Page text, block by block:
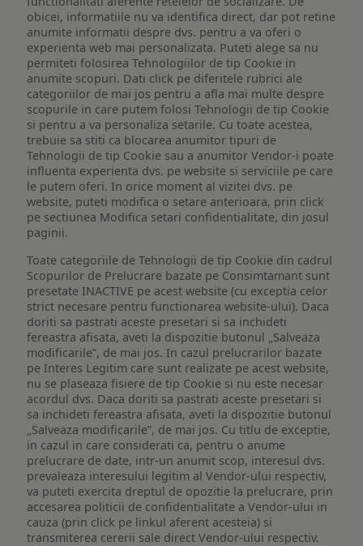
obicei, informatiile nu va identifica direct, dar pot retine
anumite informatii despre dvs. pentru a va oferi o
experienta web mai personalizata. Puteti alege sa nu
permiteti folosirea Tehnologiilor de tip Cookie in
anumite scopuri. Dati click pe diferitele rubrici ale
categoriilor de mai jos pentru a afla mai multe despre
scopurile in care putem folosi Tehnologii de tip Cookie
si pentru a va personaliza setarile. Cu toate acestea,
trebuie sa stiti ca blocarea anumitor tipuri de
Tehnologii de tip Cookie sau a anumitor Vendor-i poate
influenta experienta dvs. pe website si serviciile pe care
le putem oferi. In orice moment al vizitei dvs. pe
website, puteti modifica o setare anterioara, prin click
pe sectiunea Modifica setari confidentialitate, din josul
paginii.
Toate categoriile de Tehnologii de tip Cookie din cadrul
Scopurilor de Prelucrare bazate pe Consimtamant sunt
presetate INACTIVE pe acest website (cu exceptia celor
strict necesare pentru functionarea website-ului). Daca
doriti sa pastrati aceste presetari si sa inchideti
fereastra afisata, aveti la dispozitie butonul „Salveaza
modificarile”, de mai jos. In cazul prelucrarilor bazate
pe Interes Legitim care sunt realizate pe acest website,
nu se plaseaza fisiere de tip Cookie si nu este necesar
acordul dvs. Daca doriti sa pastrati aceste presetari si
sa inchideti fereastra afisata, aveti la dispozitie butonul
„Salveaza modificarile”, de mai jos. Cu titlu de exceptie,
in cazul in care considerati ca, pentru o anume
prelucrare de date, intr-un anumit scop, interesul dvs.
prevaleaza interesului legitim al Vendor-ului respectiv,
va puteti exercita dreptul de opozitie la prelucrare, prin
accesarea politicii de confidentialitate a Vendor-ului in
cauza (prin click pe linkul aferent acesteia) si
transmiterea cererii sale direct Vendor-ului respectiv.